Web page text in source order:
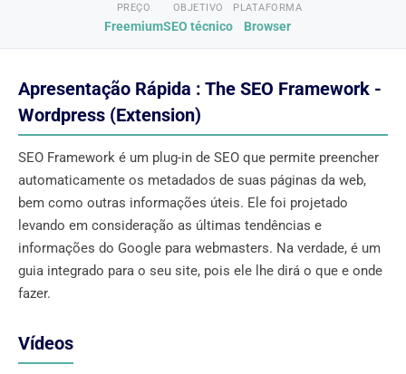
PREÇO
Freemium
OBJETIVO
SEO técnico
PLATAFORMA
Browser
Apresentação Rápida : The SEO Framework -
Wordpress (Extension)
SEO Framework é um plug-in de SEO que permite preencher
automaticamente os metadados de suas páginas da web,
bem como outras informações úteis. Ele foi projetado
levando em consideração as últimas tendências e
informações do Google para webmasters. Na verdade, é um
guia integrado para o seu site, pois ele lhe dirá o que e onde
fazer.
Vídeos